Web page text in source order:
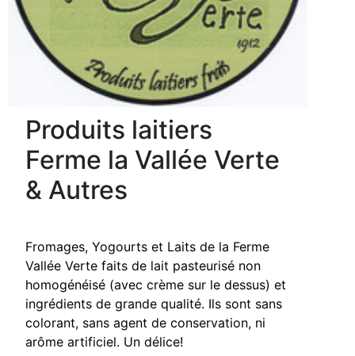
Produits laitiers
Ferme la Vallée Verte
& Autres
Fromages, Yogourts et Laits de la Ferme
Vallée Verte faits de lait pasteurisé non
homogénéisé (avec crème sur le dessus) et
ingrédients de grande qualité. Ils sont sans
colorant, sans agent de conservation, ni
arôme artificiel. Un délice!